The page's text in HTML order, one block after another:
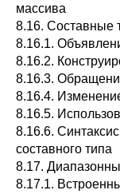
массива
8.16. Составные
8.16.1.
8.16.2.
8.16.3.
8.16.4.
8.16.5.
8.16.6.
составного типа
8.17.
8.17.1.